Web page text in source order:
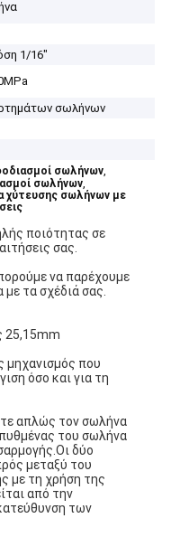
1/16"
σωλήνων
σωλήνων,
σωλήνων,
χύτευσης σωλήνων με
ποιότητας σε
σας.
να παρέχουμε
τα σχέδιά σας.
25,15mm
μηχανισμός που
όσο και για τη
απλώς τον σωλήνα
του σωλήνα
δύο
μεταξύ του
με τη χρήση της
από την
των